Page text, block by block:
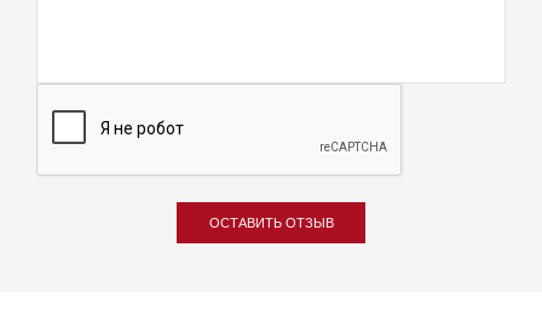
ОСТАВИТЬ ОТЗЫВ